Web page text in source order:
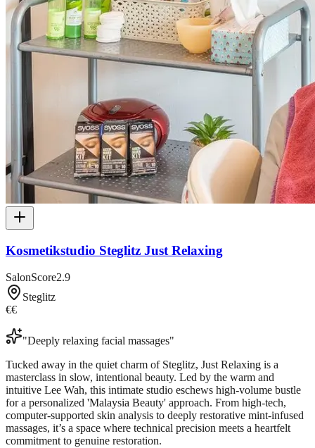
Kosmetikstudio Steglitz Just Relaxing
SalonScore2.9
Steglitz
€€
"Deeply relaxing facial massages"
Tucked away in the quiet charm of Steglitz, Just Relaxing is a
masterclass in slow, intentional beauty. Led by the warm and
intuitive Lee Wah, this intimate studio eschews high-volume bustle
for a personalized 'Malaysia Beauty' approach. From high-tech,
computer-supported skin analysis to deeply restorative mint-infused
massages, it’s a space where technical precision meets a heartfelt
commitment to genuine restoration.